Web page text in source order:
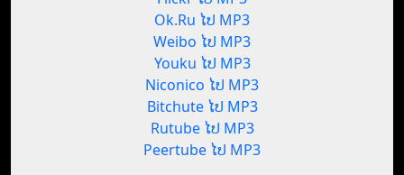
Ok.Ru ໄປ MP3
Weibo ໄປ MP3
Youku ໄປ MP3
Niconico ໄປ MP3
Bitchute ໄປ MP3
Rutube ໄປ MP3
Peertube ໄປ MP3